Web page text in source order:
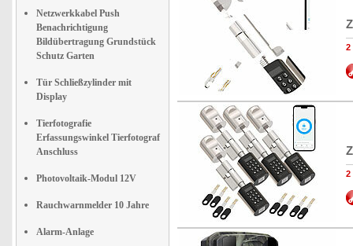
Netzwerkkabel Push
Benachrichtigung
Bildübertragung Grundstück
Schutz Garten
Tür Schließzylinder mit
Display
Tierfotografie
Erfassungswinkel Tierfotograf
Anschluss
Photovoltaik-Modul 12V
Rauchwarnmelder 10 Jahre
Alarm-Anlage
2
2